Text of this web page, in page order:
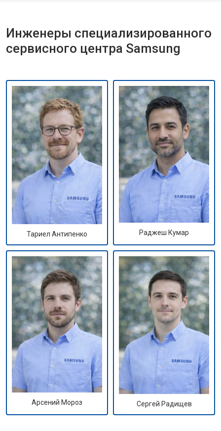
Инженеры специализированного
сервисного центра Samsung
Тариел Антипенко Раджеш Кумар
Арсений Мороз Сергей Радищев